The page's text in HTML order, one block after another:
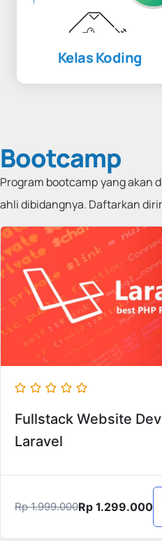
Kelas Koding
Bootcamp
Program bootcamp yang akan
ahli dibidangnya. Daftarkan
Fullstack Website
Laravel
Rp1.999.000Rp 1.299.000